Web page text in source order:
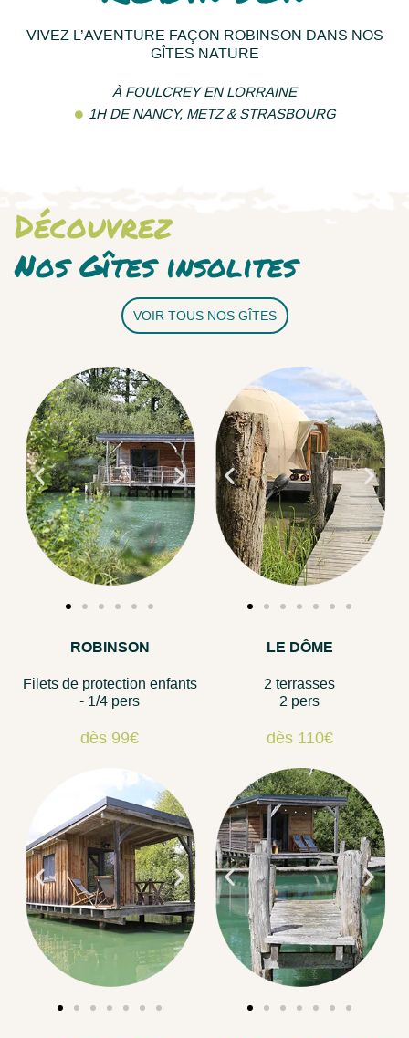
VIVEZ L’AVENTURE FAÇON ROBINSON DANS NOS
GÎTES NATURE
À FOULCREY EN LORRAINE
1H DE NANCY, METZ & STRASBOURG
Découvrez
Nos Gîtes insolites
VOIR TOUS NOS GÎTES
ROBINSON
Filets de protection enfants
- 1/4 pers
dès 99€
LE DÔME
2 terrasses
2 pers
dès 110€